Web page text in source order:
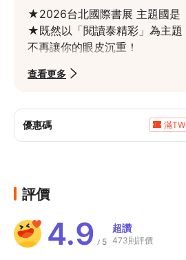
★2026台北國際書展 主題國是
★既然以「閱讀泰精彩」為主題
不再讓你的眼皮沉重！
於自己新年的花路！
查看更多
優惠碼
評價
4.9 / 5
超讚
473則評價